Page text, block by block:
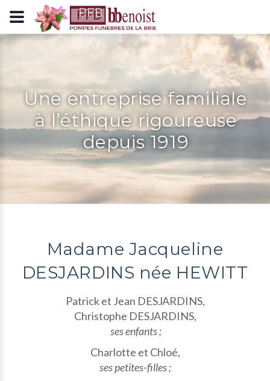
Panneau de gestion des cookies
Une entreprise familiale
à l’éthique rigoureuse
depuis 1919
Madame Jacqueline
DESJARDINS née HEWITT
Patrick et Jean DESJARDINS,
Christophe DESJARDINS,
ses enfants ;
Charlotte et Chloé,
ses petites-filles ;